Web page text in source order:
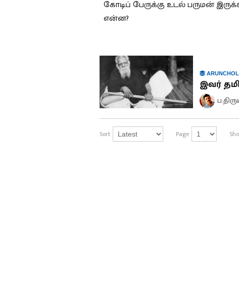
கோடிப் பேருக்கு உடல் பருமன்
என்ன?
இவர்
Sort Page